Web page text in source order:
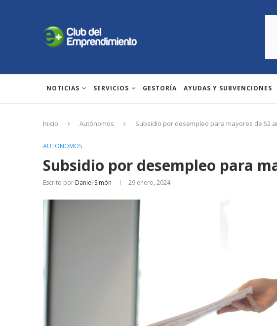
NOTICIAS SERVICIOS GESTORÍA AYUDAS Y SUBVENCIONES
Inicio Autónomos Subsidio por desempleo para mayores de 52
AUTÓNOMOS
Subsidio por desempleo para
Escrito por Daniel Simón 29 enero, 2024